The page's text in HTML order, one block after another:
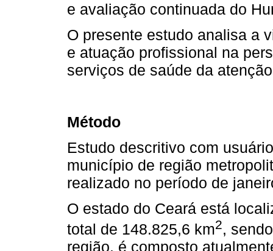
e avaliação continuada do
O presente estudo analisa a
e atuação profissional na
serviços de saúde da
Método
Estudo descritivo com
município de região
realizado no período de
O estado do Ceará está
total de 148.825,6 km2,
região. é composto